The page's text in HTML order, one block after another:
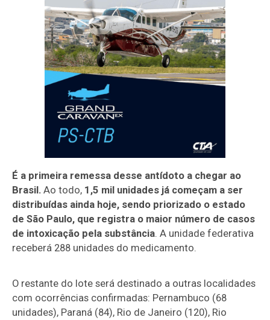
É a primeira remessa desse antídoto a chegar ao
Brasil. Ao todo, 1,5 mil unidades já começam a ser
distribuídas ainda hoje, sendo priorizado o estado
de São Paulo, que registra o maior número de casos
de intoxicação pela substância . A unidade federativa
receberá 288 unidades do medicamento.
O restante do lote será destinado a outras localidades
com ocorrências confirmadas: Pernambuco (68
unidades), Paraná (84), Rio de Janeiro (120), Rio